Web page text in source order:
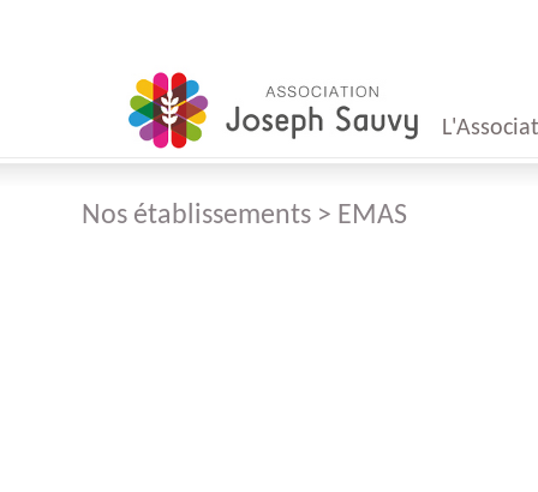
Nos établissements > EMAS